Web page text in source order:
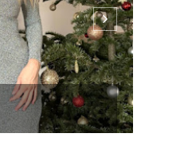
ROK 2022 V